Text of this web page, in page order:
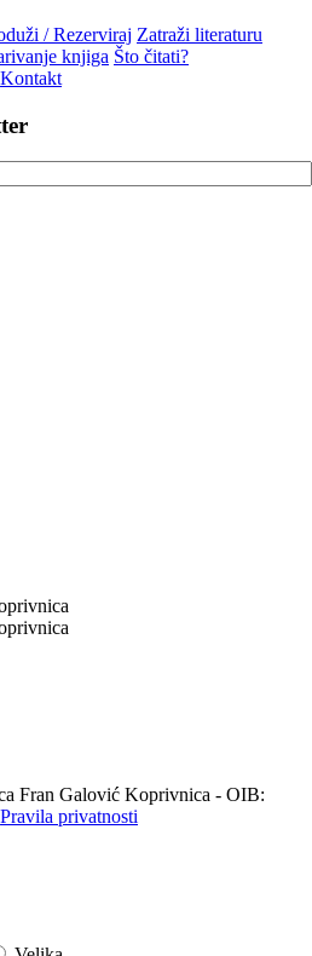
/ Rezerviraj Zatraži literaturu
knjiga Što čitati?
Kontakt
Fran Galović Koprivnica - OIB:
Pravila privatnosti